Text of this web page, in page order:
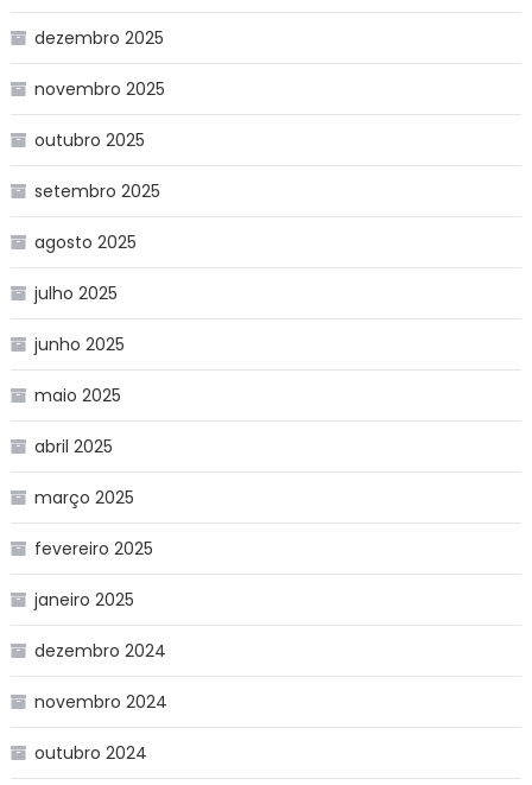
dezembro 2025
novembro 2025
outubro 2025
setembro 2025
agosto 2025
julho 2025
junho 2025
maio 2025
abril 2025
março 2025
fevereiro 2025
janeiro 2025
dezembro 2024
novembro 2024
outubro 2024